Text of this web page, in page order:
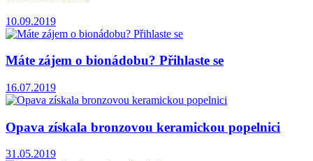
10.09.2019
Máte zájem o bionádobu? Přihlaste se
16.07.2019
Opava získala bronzovou keramickou popelnici
31.05.2019